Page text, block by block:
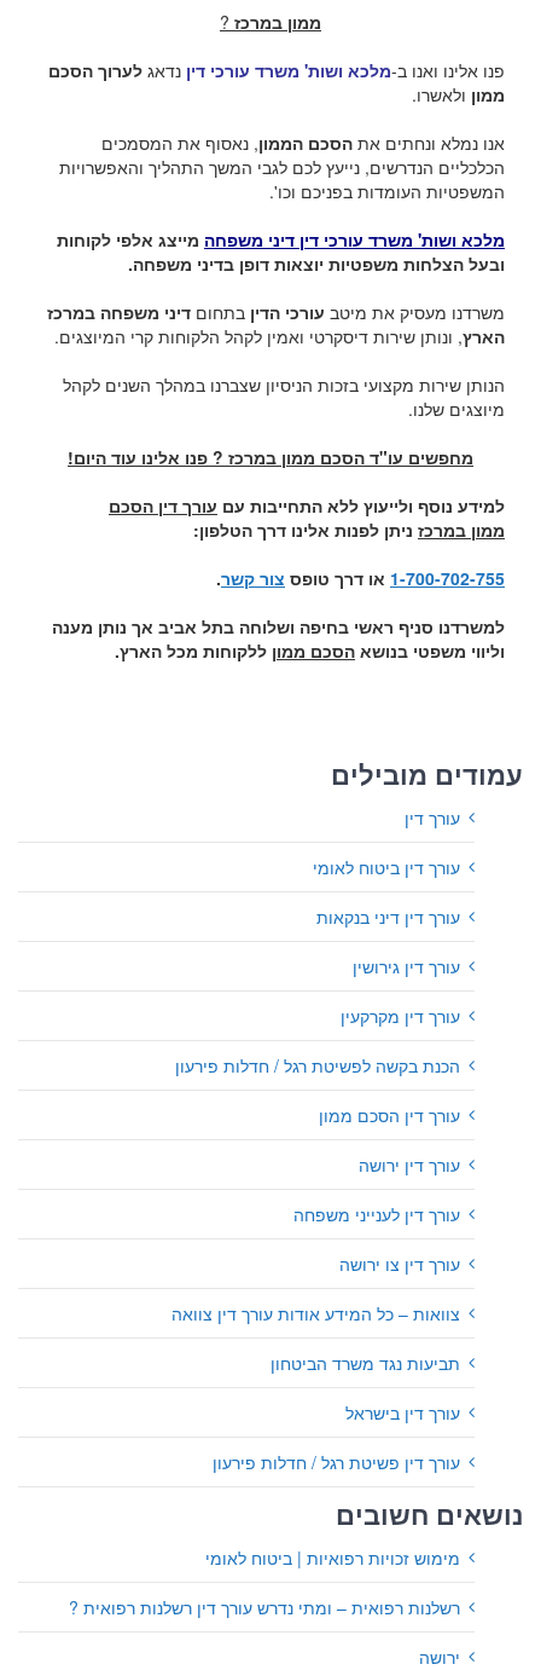
ממון במרכז ?
פנו אלינו ואנו ב-מלכא ושות' משרד עורכי דין נדאג לערוך הסכם
ממון ולאשרו.
אנו נמלא ונחתים את הסכם הממון, נאסוף את המסמכים
הכלכליים הנדרשים, נייעץ לכם לגבי המשך התהליך והאפשרויות
המשפטיות העומדות בפניכם וכו'.
מלכא ושות' משרד עורכי דין דיני משפחה מייצג אלפי לקוחות
ובעל הצלחות משפטיות יוצאות דופן בדיני משפחה.
משרדנו מעסיק את מיטב עורכי הדין בתחום דיני משפחה במרכז
הארץ, ונותן שירות דיסקרטי ואמין לקהל הלקוחות קרי המיוצגים.
הנותן שירות מקצועי בזכות הניסיון שצברנו במהלך השנים לקהל
מיוצגים שלנו.
מחפשים עו"ד הסכם ממון במרכז ? פנו אלינו עוד היום!
למידע נוסף ולייעוץ ללא התחייבות עם עורך דין הסכם
ממון במרכז ניתן לפנות אלינו דרך הטלפון:
1-700-702-755 או דרך טופס צור קשר.
למשרדנו סניף ראשי בחיפה ושלוחה בתל אביב אך נותן מענה
וליווי משפטי בנושא הסכם ממון ללקוחות מכל הארץ.
עמודים מובילים
עורך דין
עורך דין ביטוח לאומי
עורך דין דיני בנקאות
עורך דין גירושין
עורך דין מקרקעין
הכנת בקשה לפשיטת רגל / חדלות פירעון
עורך דין הסכם ממון
עורך דין ירושה
עורך דין לענייני משפחה
עורך דין צו ירושה
צוואות – כל המידע אודות עורך דין צוואה
תביעות נגד משרד הביטחון
עורך דין בישראל
עורך דין פשיטת רגל / חדלות פירעון
נושאים חשובים
מימוש זכויות רפואיות | ביטוח לאומי
רשלנות רפואית – ומתי נדרש עורך דין רשלנות רפואית ?
ירושה